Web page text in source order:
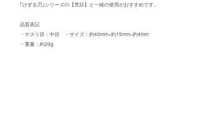
｢けずる刃｣シリーズの【荒目】と一緒の使用がおすすめです。
品質表記
・ヤスリ目：中目 ・サイズ：約40mm×約15mm×約4mm
・重量：約20g